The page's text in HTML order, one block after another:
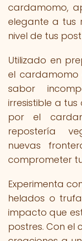
cardamomo,
elegante a tus
nivel de tus
Utilizado en
el
sabor
irresistible a
por el
repostería
nuevas
comprometer
Experimenta
helados o
impacto que
postres. Con el